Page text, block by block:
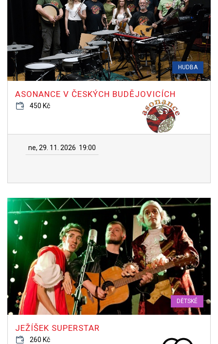
HUDBA
ASONANCE V ČESKÝCH BUDĚJOVICÍCH
450 Kč
ne, 29. 11. 2026 19:00
DĚTSKÉ
JEŽÍŠEK SUPERSTAR
260 Kč